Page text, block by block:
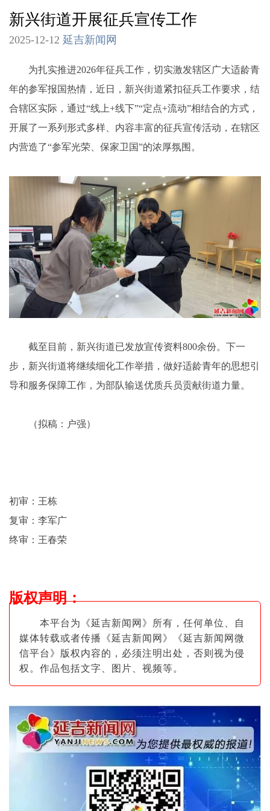
新兴街道开展征兵宣传工作
2025-12-12 延吉新闻网
为扎实推进2026年征兵工作，切实激发辖区广大适龄青
年的参军报国热情，近日，新兴街道紧扣征兵工作要求，结
合辖区实际，通过“线上+线下”“定点+流动”相结合的方式，
开展了一系列形式多样、内容丰富的征兵宣传活动，在辖区
内营造了“参军光荣、保家卫国”的浓厚氛围。
截至目前，新兴街道已发放宣传资料800余份。下一
步，新兴街道将继续细化工作举措，做好适龄青年的思想引
导和服务保障工作，为部队输送优质兵员贡献街道力量。
（拟稿：户强）
初审：王栋
复审：李军广
终审：王春荣
版权声明：
本平台为《延吉新闻网》所有，任何单位、自
媒体转载或者传播《延吉新闻网》《延吉新闻网微
信平台》版权内容的，必须注明出处，否则视为侵
权。作品包括文字、图片 、视频等。